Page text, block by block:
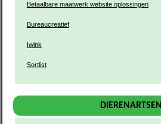
Betaalbare maatwerk website oplossingen
Bureaucreatief
Iwink
Sortlist
DIERENARTSEN